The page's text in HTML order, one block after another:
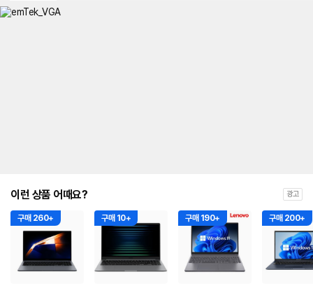
이런 상품 어때요? 광고
구매 260+ 구매 10+ 구매 190+ 구매 200+